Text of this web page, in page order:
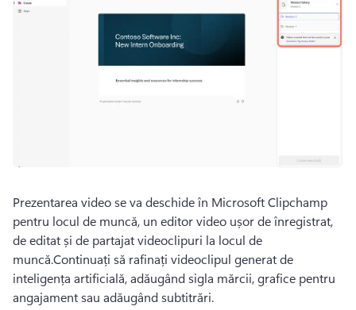
Prezentarea video se va deschide în Microsoft Clipchamp
pentru locul de muncă, un editor video ușor de înregistrat,
de editat și de partajat videoclipuri la locul de
muncă.Continuați să rafinați videoclipul generat de
inteligența artificială, adăugând sigla mărcii, grafice pentru
angajament sau adăugând subtitrări.